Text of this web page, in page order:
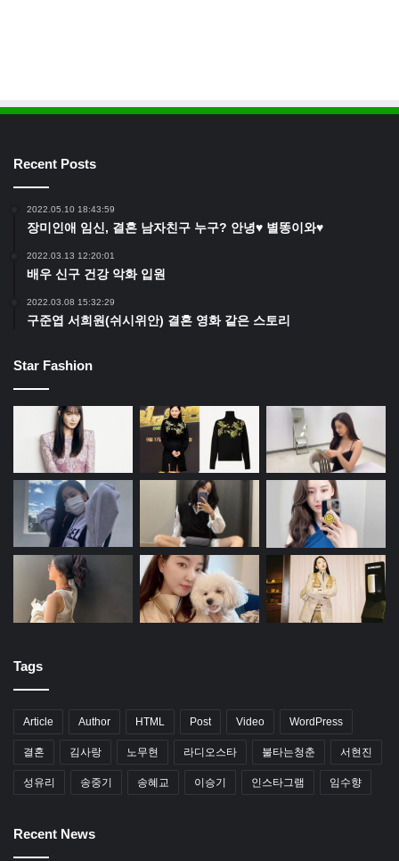
Recent Posts
2022.05.10 18:43:59
장미인애 임신, 결혼 남자친구 누구? 안녕♥ 별똥이와♥
2022.03.13 12:20:01
배우 신구 건강 악화 입원
2022.03.08 15:32:29
구준엽 서희원(쉬시위안) 결혼 영화 같은 스토리
Star Fashion
Tags
Article Author HTML Post Video WordPress
결혼 김사랑 노무현 라디오스타 불타는청춘 서현진
성유리 송중기 송혜교 이승기 인스타그램 임수향
Recent News